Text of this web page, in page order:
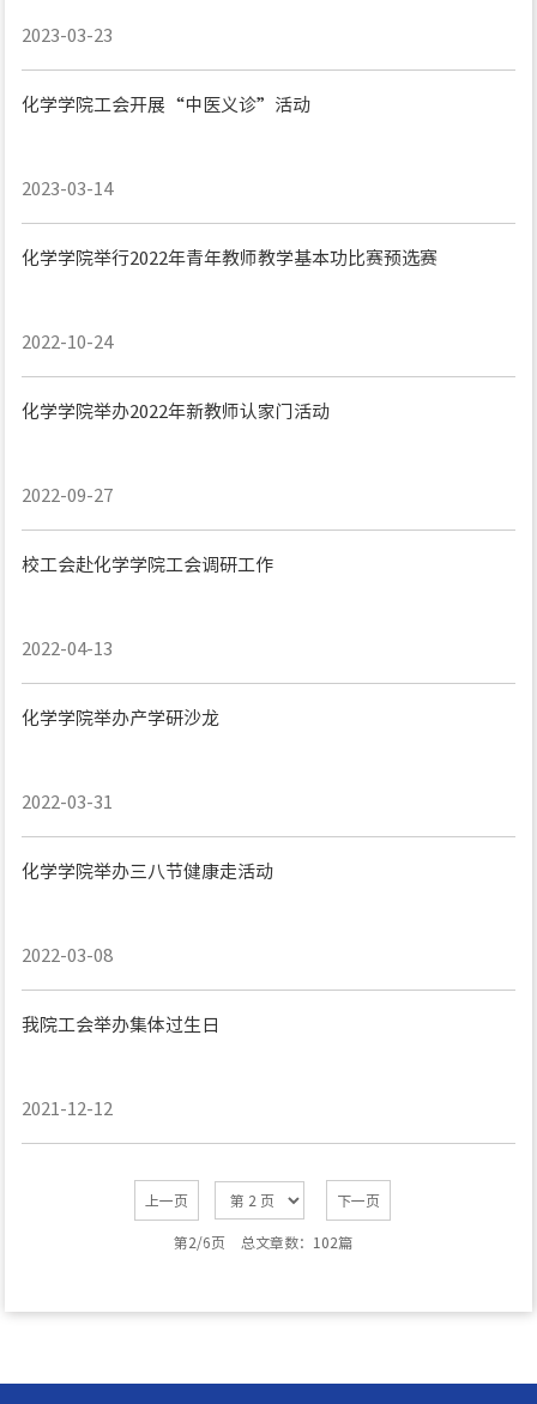
2023-03-23
化学学院工会开展“中医义诊”活动
2023-03-14
化学学院举行2022年青年教师教学基本功比赛预选赛
2022-10-24
化学学院举办2022年新教师认家门活动
2022-09-27
校工会赴化学学院工会调研工作
2022-04-13
化学学院举办产学研沙龙
2022-03-31
化学学院举办三八节健康走活动
2022-03-08
我院工会举办集体过生日
2021-12-12
上一页 下一页
第2/6页 总文章数：102篇